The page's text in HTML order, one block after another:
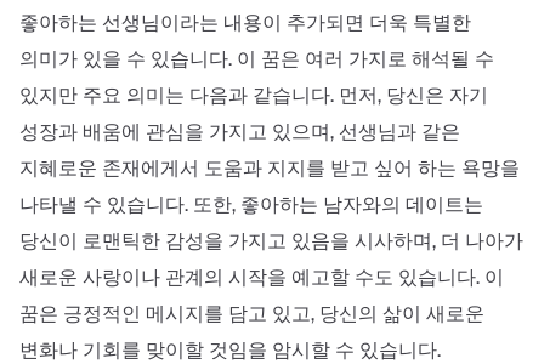
좋아하는 선생님이라는 내용이 추가되면 더욱 특별한
의미가 있을 수 있습니다. 이 꿈은 여러 가지로 해석될 수
있지만 주요 의미는 다음과 같습니다. 먼저, 당신은 자기
성장과 배움에 관심을 가지고 있으며, 선생님과 같은
지혜로운 존재에게서 도움과 지지를 받고 싶어 하는 욕망을
나타낼 수 있습니다. 또한, 좋아하는 남자와의 데이트는
당신이 로맨틱한 감성을 가지고 있음을 시사하며, 더 나아가
새로운 사랑이나 관계의 시작을 예고할 수도 있습니다. 이
꿈은 긍정적인 메시지를 담고 있고, 당신의 삶이 새로운
변화나 기회를 맞이할 것임을 암시할 수 있습니다.